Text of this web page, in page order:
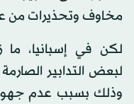
مخاوف وتحذيرات من
لكن في إسبانيا،
لبعض التدابير
وذلك بسبب عدم